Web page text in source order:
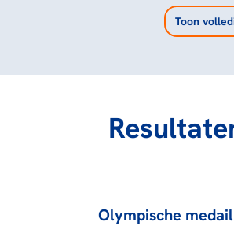
Toon
Olympische